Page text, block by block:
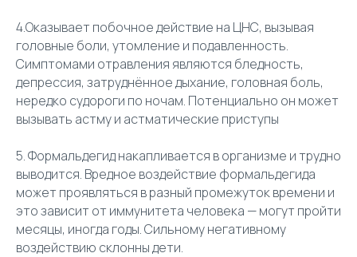
4.Оказывает побочное действие на ЦНС, вызывая
головные боли, утомление и подавленность.
Симптомами отравления являются бледность,
депрессия, затруднённое дыхание, головная боль,
нередко судороги по ночам. Потенциально он может
вызывать астму и астматические приступы
5. Формальдегид накапливается в организме и трудно
выводится. Вредное воздействие формальдегида
может проявляться в разный промежуток времени и
это зависит от иммунитета человека — могут пройти
месяцы, иногда годы. Сильному негативному
воздействию склонны дети.